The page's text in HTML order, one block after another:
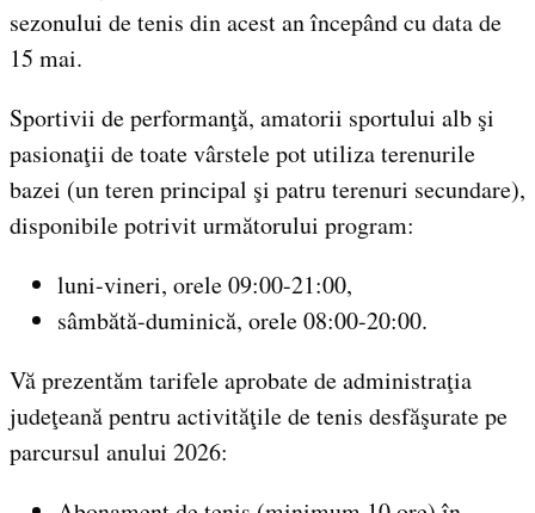
sezonului de tenis din acest an începând cu data de
15 mai.
Sportivii de performanţă, amatorii sportului alb şi
pasionaţii de toate vârstele pot utiliza terenurile
bazei (un teren principal şi patru terenuri secundare),
disponibile potrivit următorului program:
luni-vineri, orele 09:00-21:00,
sâmbătă-duminică, orele 08:00-20:00.
Vă prezentăm tarifele aprobate de administraţia
judeţeană pentru activităţile de tenis desfăşurate pe
parcursul anului 2026: